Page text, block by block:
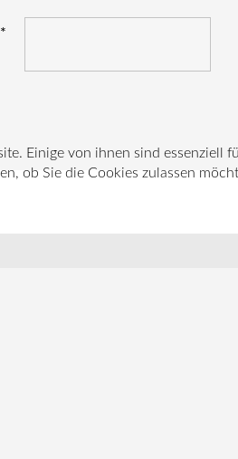
*
Einige von ihnen sind essenziell
ob Sie die Cookies zulassen